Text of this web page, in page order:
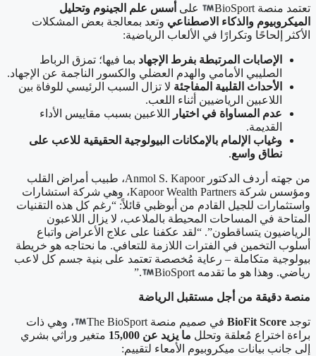
تعتمد منصة BioSport على أسس علم الجينوم وتحليل
الميكروبيوم والذكاء الاصطناعي وتعد بمعالجة بعض المشكلات
الأكثر إلحاحًا وتكرارًا في الألعاب الرياضية:
الإصابات المرتبطة بفرط الإجهاد بما فيها؛ تمزق الرباط
الصليبي الأمامي والهدم العضلي والكسور الناجمة عن الإجهاد.
الأحداث القلبية المفاجئة لا تزال السبب الرئيسي للوفاة بين
اللاعبين الرياضيين أثناء اللعب.
عدم المساواة في اختيار
اللاعبين بسبب مقاييس الأداء
القديمة.
وغياب الإلمام بالإمكانات البيولوجية الحقيقية للاعب على
نطاق واسع.
من جهته أردف الدكتور Anmol S. Kapoor، طبيب أمراض القلب
ومؤسس شركة Kapoor Wealth Partners، وهي شركة استشارات
واستثمارات للجيل القادم من أبوظبي قائلاً: “رغم كل هذه التقنيات
المتاحة في المساحات المحيطة بالملاعب، لا يزال اللاعبون
الرياضيون يتساقطون”. “لقد عكفنا على علاج الأعراض واتباع
أسلوب التخمين في الفترات اللازمة للتعافي. ما نحتاجه هو خريطة
بيولوجية متكاملة – رعاية مُخصصة تعتمد على بنية جسم كل لاعب
رياضي. وهذا هو ما تقدمه BioSport
.”
منصة دقيقة من أجل مستقبل الرياضة
توجد BioFit Score في صميم منصة The BioSport
، وهي ذات
براءة اختراع مُعلقة وتحلل ما يزيد عن 15,000
متغير وراثي بشري
إلى جانب بيانات ميكروبيوم الأمعاء لتقييم: